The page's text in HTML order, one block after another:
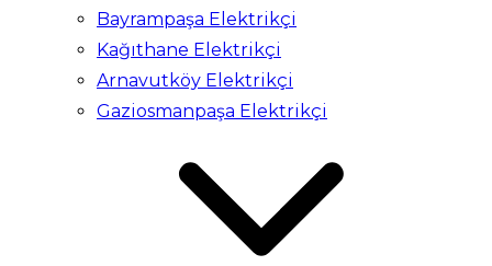
Bayrampaşa Elektrikçi
Kağıthane Elektrikçi
Arnavutköy Elektrikçi
Gaziosmanpaşa Elektrikçi